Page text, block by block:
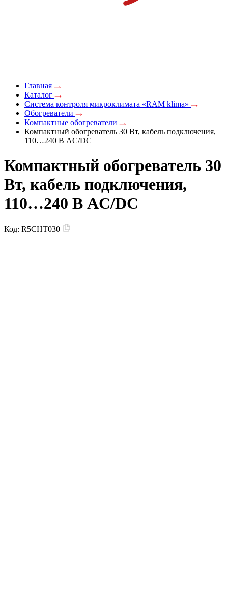
Главная
Каталог
Система контроля микроклимата «RAM klima»
Обогреватели
Компактные обогреватели
Компактный обогреватель 30 Вт, кабель подключения,
110…240 В AC/DC
Компактный обогреватель 30
Вт, кабель подключения,
110…240 В AC/DC
Код: R5CHT030